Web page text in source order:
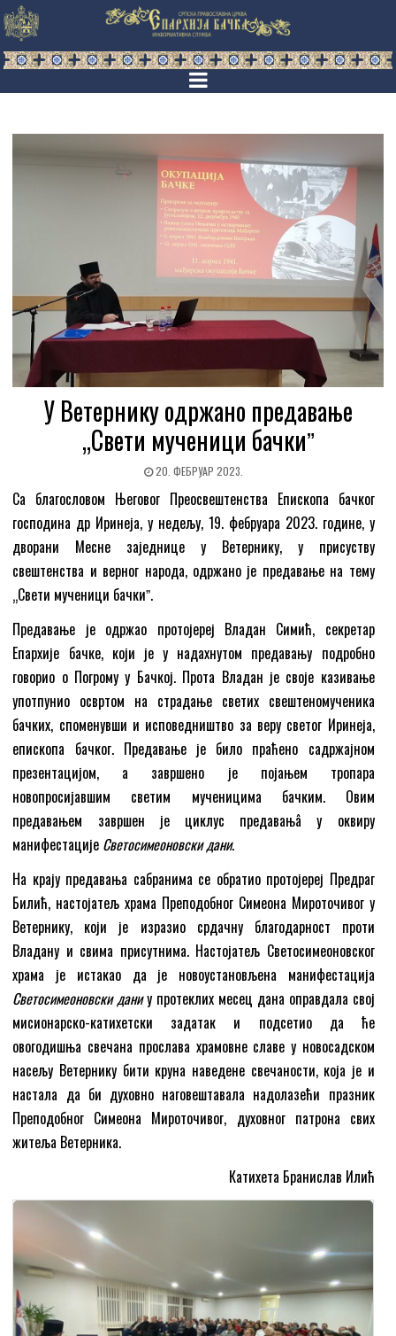
У Ветернику одржано предавање
„Свети мученици бачкиˮ
20. ФЕБРУАР 2023.
Са благословом Његовог Преосвештенства Епископа бачког
господина др Иринеја, у недељу, 19. фебруара 2023. године, у
дворани Месне заједнице у Ветернику, у присуству
свештенства и верног народа, одржано је предавање на тему
„Свети мученици бачкиˮ.
Предавање је одржао протојереј Владан Симић, секретар
Епархије бачке, који је у надахнутом предавању подробно
говорио о Погрому у Бачкој. Прота Владан је своје казивање
употпунио освртом на страдање светих свештеномученика
бачких, споменувши и исповедништво за веру светог Иринеја,
епископа бачког. Предавање је било праћено садржајном
презентацијом, а завршено је појањем тропара
новопросијавшим светим мученицима бачким. Овим
предавањем завршен је циклус предавањâ у оквиру
манифестације Светосимеоновски дани.
На крају предавања сабранима се обратио протојереј Предраг
Билић, настојатељ храма Преподобног Симеона Мироточивог у
Ветернику, који је изразио срдачну благодарност проти
Владану и свима присутнима. Настојатељ Светосимеоновског
храма је истакао да је новоустановљена манифестација
Светосимеоновски даниу протеклих месец дана оправдала свој
мисионарско-катихетски задатак и подсетио да ће
овогодишња свечана прослава храмовне славе у новосадском
насељу Ветернику бити круна наведене свечаности, која је и
настала да би духовно наговештавала надолазећи празник
Преподобног Симеона Мироточивог, духовног патрона свих
житеља Ветерника.
Катихета Бранислав Илић